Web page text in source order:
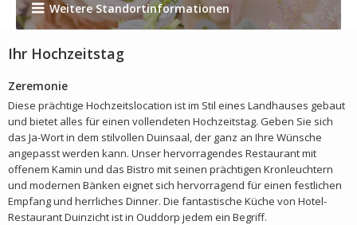
Weitere Standortinformationen
Ihr Hochzeitstag
Zeremonie
Diese prächtige Hochzeitslocation ist im Stil eines Landhauses gebaut
und bietet alles für einen vollendeten Hochzeitstag. Geben Sie sich
das Ja-Wort in dem stilvollen Duinsaal, der ganz an Ihre Wünsche
angepasst werden kann. Unser hervorragendes Restaurant mit
offenem Kamin und das Bistro mit seinen prächtigen Kronleuchtern
und modernen Bänken eignet sich hervorragend für einen festlichen
Empfang und herrliches Dinner. Die fantastische Küche von Hotel-
Restaurant Duinzicht ist in Ouddorp jedem ein Begriff.